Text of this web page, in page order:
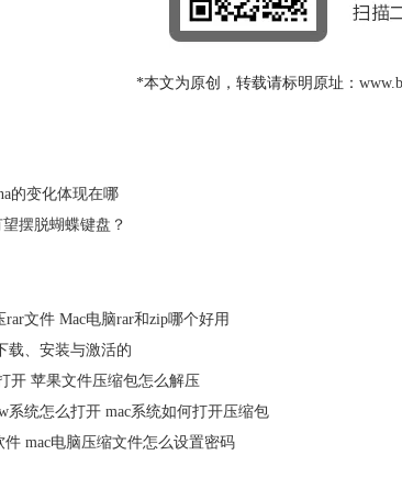
*本文为原创，转载请标明原址：
的变化体现在哪
摆脱蝴蝶键盘？
文件 Mac电脑rar和zip哪个好用
载、安装与激活的
开 苹果文件压缩包怎么解压
系统怎么打开 mac系统如何打开压缩包
件 mac电脑压缩文件怎么设置密码